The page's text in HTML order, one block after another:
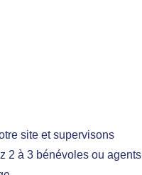
site et supervisons
2 à 3 bénévoles ou agents